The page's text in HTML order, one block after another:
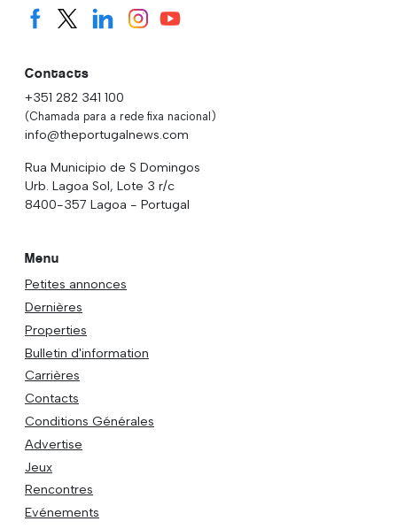
Contacts
+351 282 341 100
(Chamada para a rede fixa nacional)
info@theportugalnews.com
Rua Municipio de S Domingos
Urb. Lagoa Sol, Lote 3 r/c
8400-357 Lagoa - Portugal
Menu
Petites annonces
Dernières
Properties
Bulletin d'information
Carrières
Contacts
Conditions Générales
Advertise
Jeux
Rencontres
Evénements